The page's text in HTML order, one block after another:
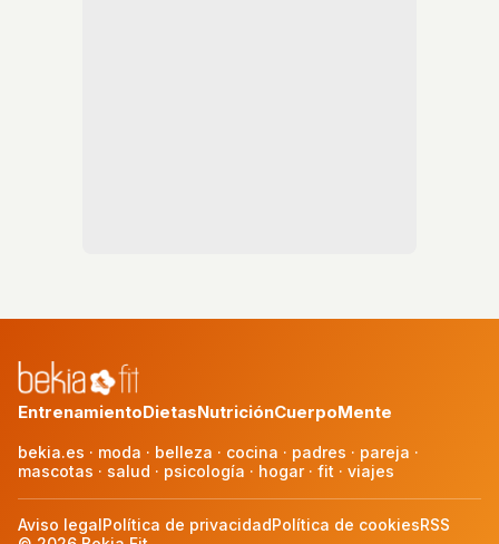
EntrenamientoDietasNutriciónCuerpoMente
bekia.es · moda · belleza · cocina · padres · pareja ·
mascotas · salud · psicología · hogar· fit · viajes
Aviso legalPolítica de privacidadPolítica de cookiesRSS